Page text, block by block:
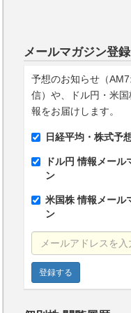
メールマガジン登録
予想のお知らせ（
信）や、ドル円・米国
報をお届けします。
日経平均・株式予
ドル円 情報メール
ン
米国株 情報メール
ン
メールアドレスを入力